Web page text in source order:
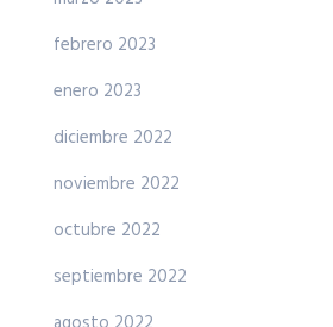
febrero 2023
enero 2023
diciembre 2022
noviembre 2022
octubre 2022
septiembre 2022